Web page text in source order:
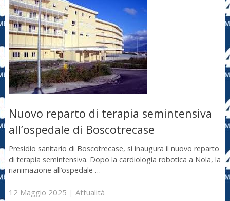
Nuovo reparto di terapia semintensiva
all’ospedale di Boscotrecase
Presidio sanitario di Boscotrecase, si inaugura il nuovo reparto
di terapia semintensiva. Dopo la cardiologia robotica a Nola, la
rianimazione all’ospedale …
12 Maggio 2025 | Attualità